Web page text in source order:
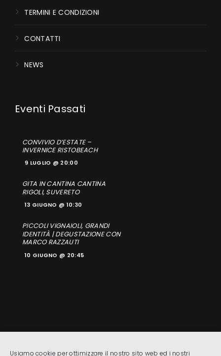
Usiamo cookie per ottimizzare il nostro sito web ed i nostri
TERMINI E CONDIZIONI
CONTATTI
NEWS
CONVIVIO D’ESTATE –
INVERNICE RISTOBEACH
9 LUGLIO @ 20:00
GITA IN CANTINA CANTINA
RIGOLI, SUVERETO
13 GIUGNO @ 10:30
PICCOLI VIGNAIOLI, GRANDI
IDENTITÀ | DEGUSTAZIONE CON
MARCO RAZZAUTI
10 GIUGNO @ 20:45